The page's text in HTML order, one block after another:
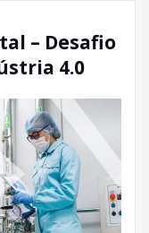
– Desafio
4.0